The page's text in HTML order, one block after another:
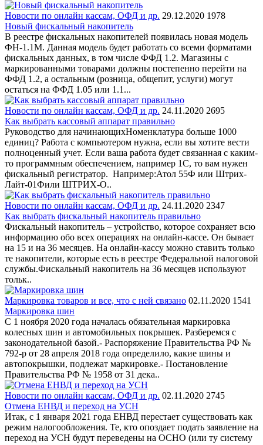
Новости по онлайн кассам, ОФД и др. 29.12.2020 1978
Новый фискальный накопитель
В реестре фискальных накопителей появилась новая модель
ФН-1.1М. Данная модель будет работать со всеми форматами
фискальных данных, в том числе ФФД 1.2. Магазины с
маркированными товарами должны постепенно перейти на
ФФД 1.2, а остальным (розница, общепит, услуги) могут
остаться на ФФД 1.05 или 1.1...
Новости по онлайн кассам, ОФД и др. 24.11.2020 2695
Как выбрать кассовый аппарат правильно
Руководство для начинающихНоменклатура больше 1000
единиц? Работа с компьютером нужна, если вы хотите вести
полноценный учет. Если ваша работа будет связанная с каким-
то программным обеспечением, например 1С, то вам нужен
фискальный регистратор. Например:Атол 55Ф или Штрих-
Лайт-01Фили ШТРИХ-O..
Новости по онлайн кассам, ОФД и др. 24.11.2020 2347
Как выбрать фискальный накопитель правильно
Фискальный накопитель – устройство, которое сохраняет всю
информацию обо всех операциях на онлайн-кассе. Он бывает
на 15 и на 36 месяцев. На онлайн-кассу можно ставить только
те накопители, которые есть в реестре Федеральной налоговой
службы.Фискальный накопитель на 36 месяцев используют
тольк..
Маркировка товаров и все, что с ней связано 02.11.2020 1541
Маркировка шин
С 1 ноября 2020 года началась обязательная маркировка
колесных шин и автомобильных покрышек. Разберемся с
законодательной базой.- Распоряжение Правительства РФ №
792-р от 28 апреля 2018 года определило, какие шины и
автопокрышки, подлежат маркировке.- Постановление
Правительства РФ № 1958 от 31 дека..
Новости по онлайн кассам, ОФД и др. 02.11.2020 2745
Отмена ЕНВД и переход на УСН
Итак, с 1 января 2021 года ЕНВД перестает существовать как
режим налогообложения. Те, кто опоздает подать заявление на
переход на УСН будут переведены на ОСНО (или ту систему